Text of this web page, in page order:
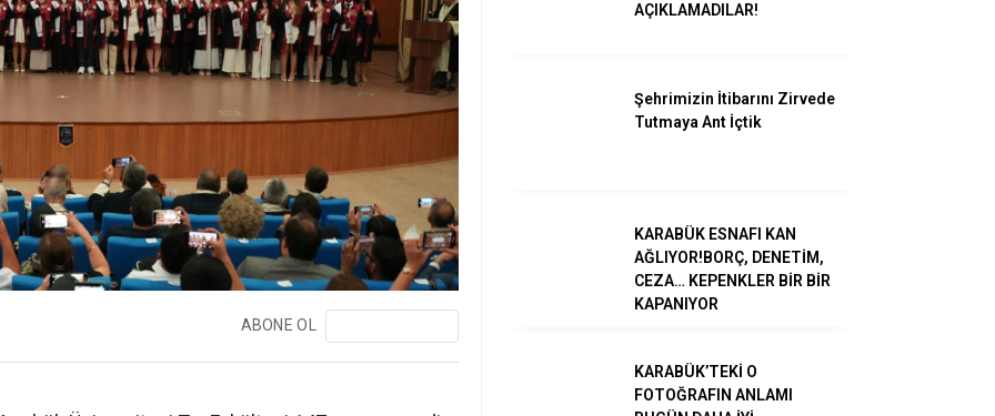
Ekonomi
Spor
Teknoloji
ABONE OL
AÇIKLAMADILAR!
Şehrimizin İtibarını Zirvede
Tutmaya Ant İçtik
KARABÜK ESNAFI KAN
AĞLIYOR!BORÇ, DENETİM,
CEZA… KEPENKLER BİR BİR
KAPANIYOR
KARABÜK’TEKİ O
FOTOĞRAFIN ANLAMI